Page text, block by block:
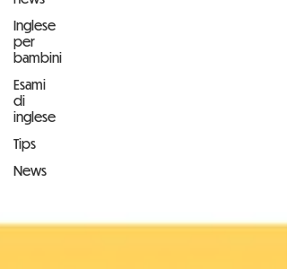
Inglese
per
bambini
Esami
di
inglese
Tips
News